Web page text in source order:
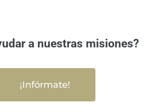
a nuestras misiones?
¡Infórmate!